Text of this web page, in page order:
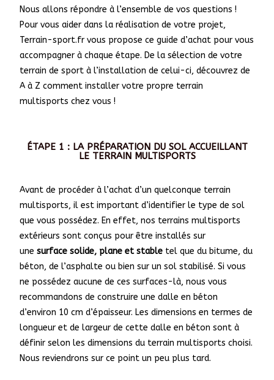
Nous allons répondre à l’ensemble de vos questions !
Pour vous aider dans la réalisation de votre projet,
Terrain-sport.fr vous propose ce guide d’achat pour vous
accompagner à chaque étape. De la sélection de votre
terrain de sport à l’installation de celui-ci, découvrez de
A à Z comment installer votre propre terrain
multisports chez vous !
ÉTAPE 1 : LA PRÉPARATION DU SOL ACCUEILLANT
LE TERRAIN MULTISPORTS
Avant de procéder à l’achat d’un quelconque terrain
multisports, il est important d’identifier le type de sol
que vous possédez. En effet, nos terrains multisports
extérieurs sont conçus pour être installés sur
unesurface solide, plane et stable tel que du bitume, du
béton, de l’asphalte ou bien sur un sol stabilisé. Si vous
ne possédez aucune de ces surfaces-là, nous vous
recommandons de construire une dalle en béton
d’environ 10 cm d’épaisseur. Les dimensions en termes de
longueur et de largeur de cette dalle en béton sont à
définir selon les dimensions du terrain multisports choisi.
Nous reviendrons sur ce point un peu plus tard.